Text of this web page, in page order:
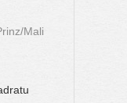
Mali